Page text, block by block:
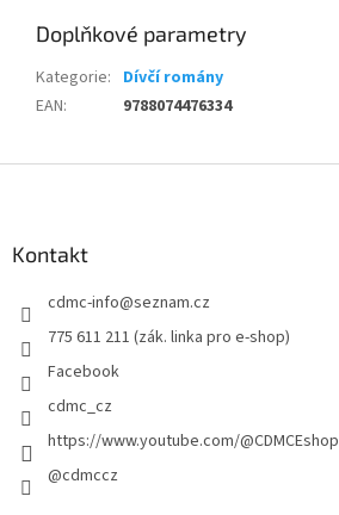
Doplňkové parametry
Kategorie: Dívčí romány
EAN: 9788074476334
Kontakt
cdmc-info@seznam.cz
775 611 211 (zák. linka pro e-shop)
Facebook
cdmc_cz
https://www.youtube.com/@CDMCEshop
@cdmccz